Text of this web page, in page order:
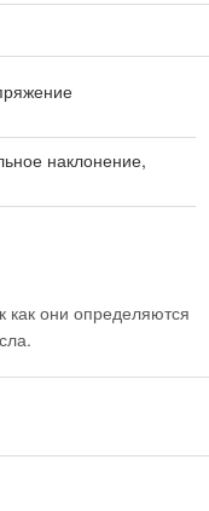
наклонение,
как они определяются